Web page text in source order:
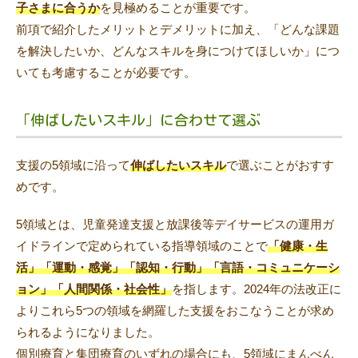
子さまに合うかを見極めることが重要です。
前項で紹介したメリットとデメリットに加え、「どんな課題
を解決したいか、どんなスキルを身につけてほしいか」につ
いても考慮することが必要です。
「伸ばしたいスキル」に合わせて選ぶ
支援の5領域に沿って伸ばしたいスキルで選ぶことがおすす
めです。
5領域とは、児童発達支援と放課後等デイサービスの運用ガ
イドラインで定められている指導領域のことで「健康・生
活」「運動・感覚」「認知・行動」「言語・コミュニケーシ
ョン」「人間関係・社会性」を指します。2024年の法改正に
よりこれら5つの領域を網羅した支援をおこなうことが求め
られるようになりました。
個別療育と集団療育のいずれの場合にも、5領域にまんべん